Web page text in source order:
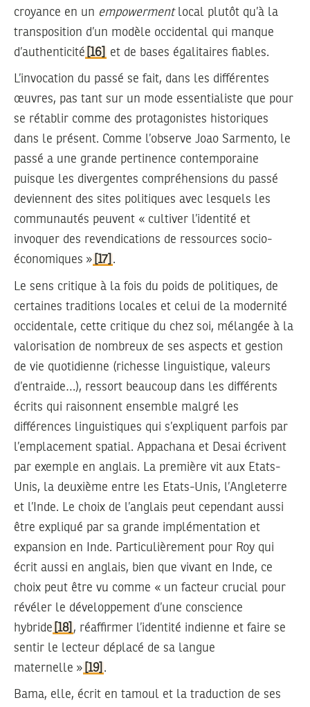
croyance en un empowermentlocal plutôt qu’à la
transposition d’un modèle occidental qui manque
d’authenticité [16] et de bases égalitaires fiables.
L’invocation du passé se fait, dans les différentes
œuvres, pas tant sur un mode essentialiste que pour
se rétablir comme des protagonistes historiques
dans le présent. Comme l’observe Joao Sarmento, le
passé a une grande pertinence contemporaine
puisque les divergentes compréhensions du passé
deviennent des sites politiques avec lesquels les
communautés peuvent « cultiver l’identité et
invoquer des revendications de ressources socio-
économiques » [17] .
Le sens critique à la fois du poids de politiques, de
certaines traditions locales et celui de la modernité
occidentale, cette critique du chez soi, mélangée à la
valorisation de nombreux de ses aspects et gestion
de vie quotidienne (richesse linguistique, valeurs
d’entraide…), ressort beaucoup dans les différents
écrits qui raisonnent ensemble malgré les
différences linguistiques qui s’expliquent parfois par
l’emplacement spatial. Appachana et Desai écrivent
par exemple en anglais. La première vit aux Etats-
Unis, la deuxième entre les Etats-Unis, l’Angleterre
et l’Inde. Le choix de l’anglais peut cependant aussi
être expliqué par sa grande implémentation et
expansion en Inde. Particulièrement pour Roy qui
écrit aussi en anglais, bien que vivant en Inde, ce
choix peut être vu comme « un facteur crucial pour
révéler le développement d’une conscience
hybride [18] , réaffirmer l’identité indienne et faire se
sentir le lecteur déplacé de sa langue
maternelle » [19] .
Bama, elle, écrit en tamoul et la traduction de ses